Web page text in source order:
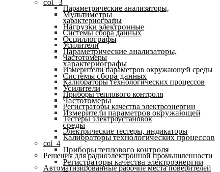
Параметрические анализаторы,
характериографы
Системы сбора данных
Усилители
Частотомеры
Измерители параметров окружающей среды
Калибраторы технологических процессов
Приборы теплового контроля
Регистраторы качества электроэнергии
Тестеры электроустановок
Электрические тестеры, индикаторы
col_4
Решения для радиоэлектронной промышленности
Автоматизированные рабочие места поверителей
col_3
Мультиметры
Нагрузки электронные
Осциллографы
Параметрические анализаторы,
характериографы
Системы сбора данных
Усилители
Частотомеры
Измерители параметров окружающей
среды
Калибраторы технологических процессов
Приборы теплового контроля
Регистраторы качества электроэнергии